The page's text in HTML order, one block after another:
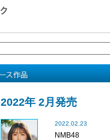
2022年 2月発売
2022.02.23
NMB48